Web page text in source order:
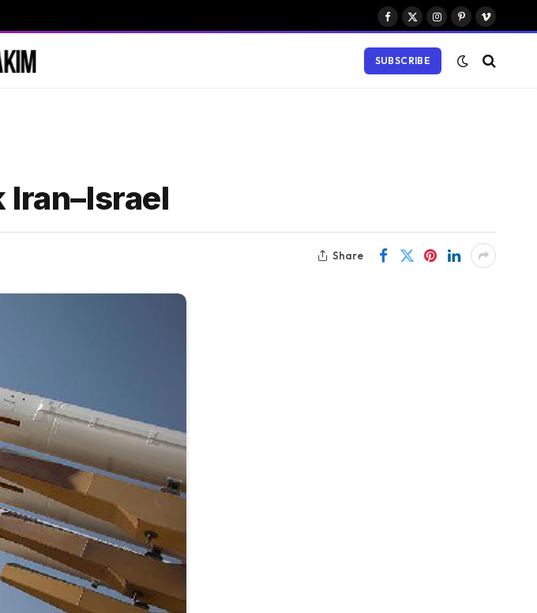
Facebook
X
Instagram
PinterestVimeo
SUBSCRIBE
Share